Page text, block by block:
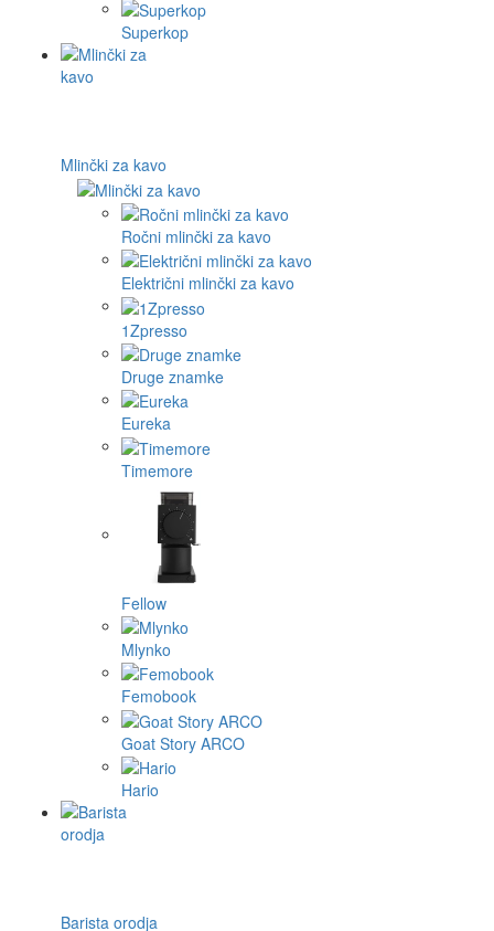
Superkop
Mlinčki za kavo
Ročni mlinčki za kavo
Električni mlinčki za kavo
1Zpresso
Druge znamke
Eureka
Timemore
Fellow
Mlynko
Femobook
Goat Story ARCO
Hario
Barista orodja